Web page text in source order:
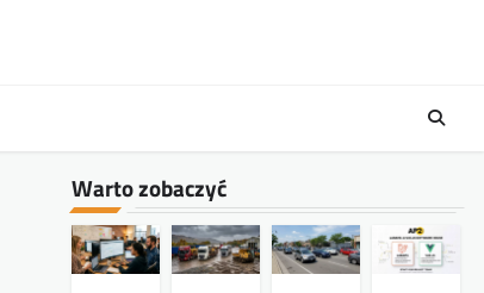
Warto zobaczyć